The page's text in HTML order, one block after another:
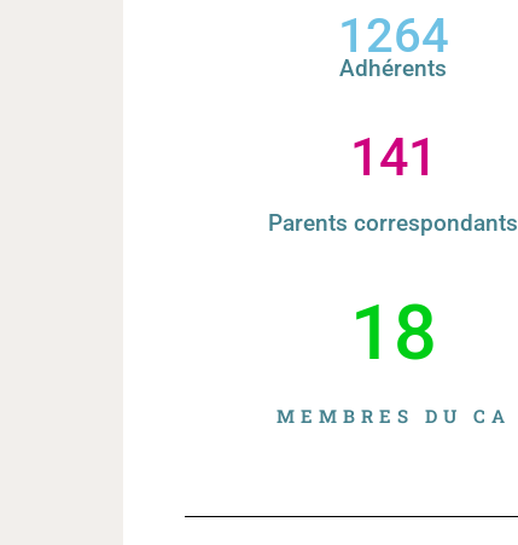
Adhérents
1890
Parents correspondants
170
MEMBRES DU CA
18